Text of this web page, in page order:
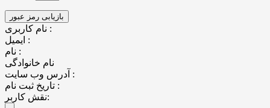
نام کاربری :
ایمیل :
نام :
نام خانوادگی
آدرس وب سایت :
تاریخ ثبت نام :
نقش کاربر: